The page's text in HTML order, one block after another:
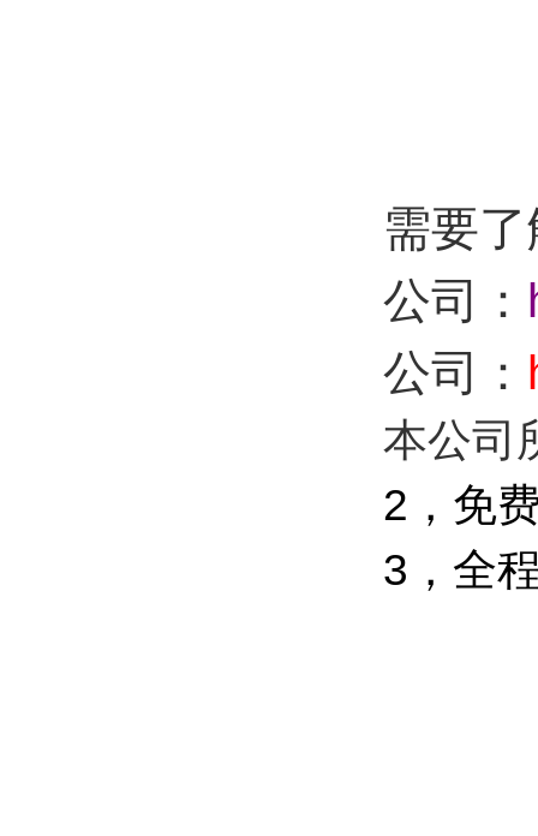
需要
公司：
公司：
本公司
2 ，免
3，全